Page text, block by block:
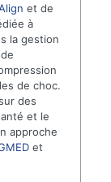
et de
à
la gestion
de choc.
des
et le
approche
et